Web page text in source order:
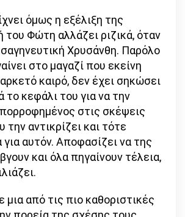
όμως η εξέλιξη της
του Φώτη αλλάζει ριζικά, όταν
Χρυσάνθη. Παρόλο
στο μαγαζί που εκείνη
καιρό, δεν έχει σηκώσει
το κεφάλι του για να την
στις σκέψεις
την αντικρίζει και τότε
αυτόν. Αποφασίζει να της
και όλα πηγαίνουν τέλεια,
μια από τις πιο καθοριστικές